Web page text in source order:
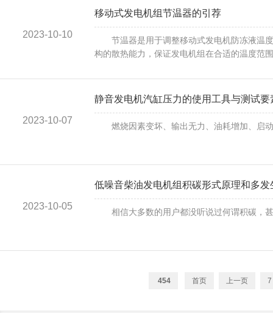
2023-10-10
移动式发电机组节温器的引荐
节温器是用于调整移动式发电机防冻液温度
构的散热能力，保证发电机组在合适的温度范
2023-10-07
静音发电机汽缸压力的使用工具与测试要
燃烧因素变坏、输出无力、油耗增加、启
2023-10-05
低噪音柴油发电机组积碳形式原理和多发
相信大多数的用户都没听说过何谓积碳，
454 首页 上一页 7